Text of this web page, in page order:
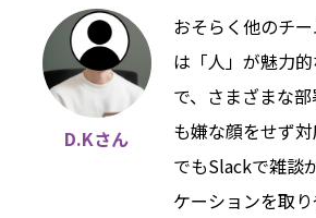
D.Kさん
おそらく他のチ
は「人」が魅力
で、さまざまな
も嫌な顔をせず
でもSlackで雑談
ケーションを取り